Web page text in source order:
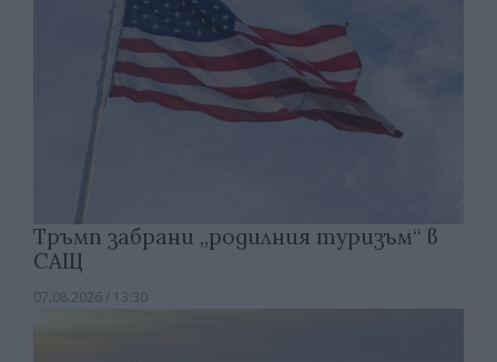
Тръмп забрани „родилния туризъм“ в
САЩ
07.08.2026 / 13:30